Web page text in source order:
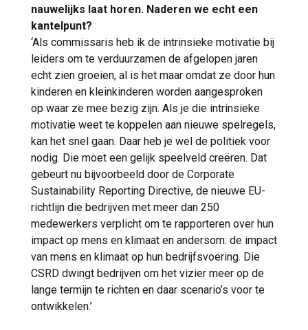
nauwelijks laat horen. Naderen we echt een
kantelpunt?
‘Als commissaris heb ik de intrinsieke motivatie bij
leiders om te verduurzamen de afgelopen jaren
echt zien groeien, al is het maar omdat ze door hun
kinderen en kleinkinderen worden aangesproken
op waar ze mee bezig zijn. Als je die intrinsieke
motivatie weet te koppelen aan nieuwe spelregels,
kan het snel gaan. Daar heb je wel de politiek voor
nodig. Die moet een gelijk speelveld creëren. Dat
gebeurt nu bijvoorbeeld door de Corporate
Sustainability Reporting Directive, de nieuwe EU-
richtlijn die bedrijven met meer dan 250
medewerkers verplicht om te rapporteren over hun
impact op mens en klimaat en andersom: de impact
van mens en klimaat op hun bedrijfsvoering. Die
CSRD dwingt bedrijven om het vizier meer op de
lange termijn te richten en daar scenario’s voor te
ontwikkelen.’